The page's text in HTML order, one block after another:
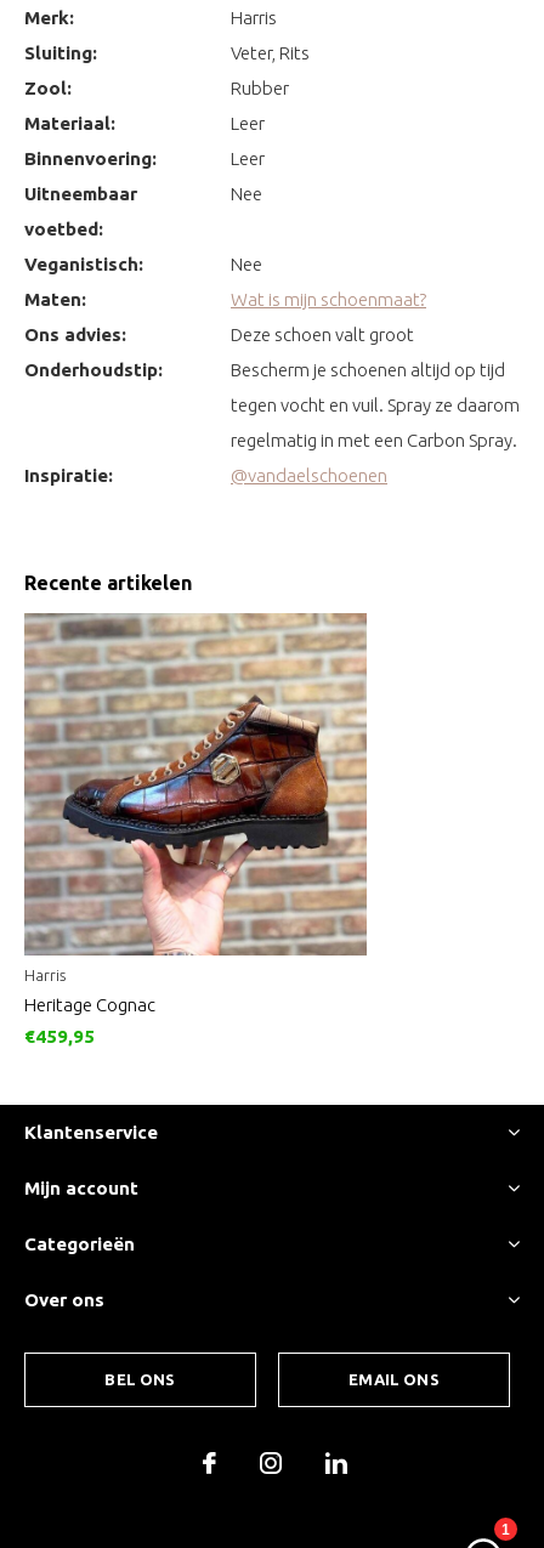
Merk:
Harris
Sluiting:
Veter, Rits
Zool:
Rubber
Materiaal:
Leer
Binnenvoering:
Leer
Uitneembaar
voetbed:
Nee
Veganistisch:
Nee
Maten:
Wat is mijn schoenmaat?
Ons advies:
Deze schoen valt groot
Onderhoudstip:
Bescherm je schoenen altijd op tijd
tegen vocht en vuil. Spray ze daarom
regelmatig in met een Carbon Spray.
Inspiratie:
@vandaelschoenen
Recente artikelen
Harris
Heritage Cognac
€459,95
Klantenservice
Mijn account
Categorieën
Over ons
BEL ONS EMAIL ONS